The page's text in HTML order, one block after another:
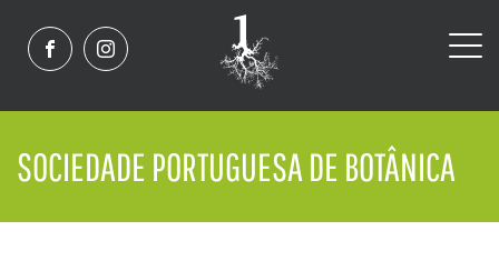
SOCIEDADE PORTUGUESA DE BOTÂNICA